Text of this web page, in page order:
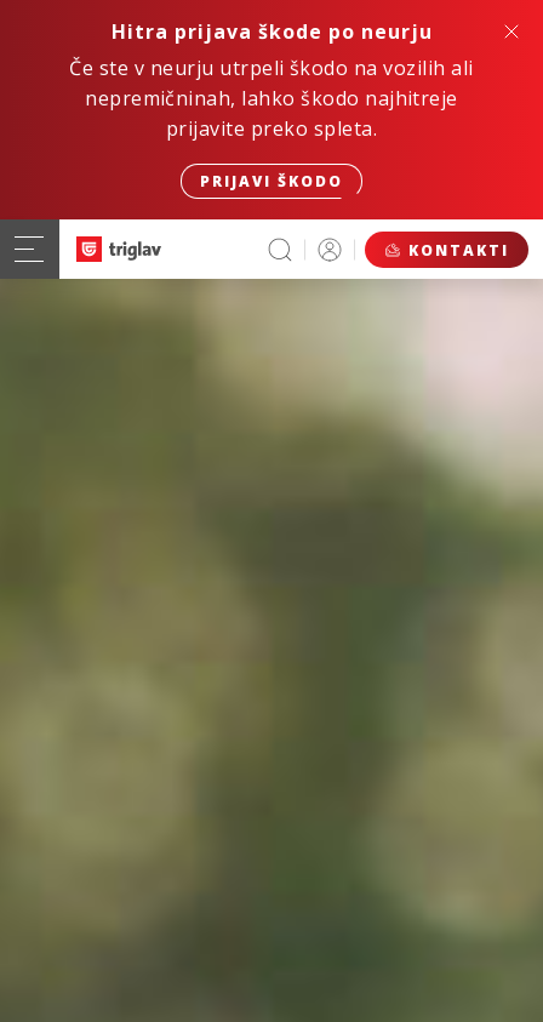
Hitra prijava škode po neurju
Če ste v neurju utrpeli škodo na vozilih ali
nepremičninah, lahko škodo najhitreje
prijavite preko spleta.
PRIJAVI ŠKODO
KONTAKTI